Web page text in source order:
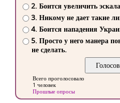
2. Боится увеличить
3. Никому не дает такие
4. Боится нападения
5. Просто у него манера
не сделать.
Всего проголосовало
1 человек
Прошлые опросы